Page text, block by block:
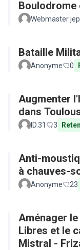
Boulodrome
Webmaster
Bataille
Anonyme 0
Augmenter
dans
ID.31 3
Anti-
à chauves-
Anonyme 23
Aménager
Libres et le
Mistral -